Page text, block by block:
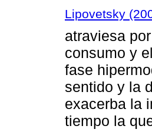
Lipovetsky
atraviesa
consumo y
fase
sentido y la
exacerba la
tiempo la